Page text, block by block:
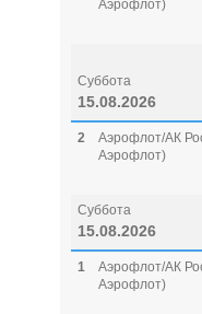
Аэрофлот)
Суббота
15.08.2026
2
Аэрофлот/АК
Аэрофлот)
Суббота
15.08.2026
1
Аэрофлот/АК
Аэрофлот)